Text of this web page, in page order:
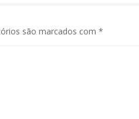
são marcados com *